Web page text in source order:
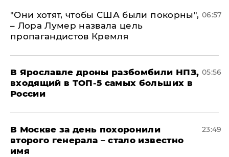
"Они хотят, чтобы США были покорны",
– Лора Лумер назвала цель
пропагандистов Кремля
06:57
В Ярославле дроны разбомбили НПЗ,
входящий в ТОП-5 самых больших в
России
05:56
В Москве за день похоронили
второго генерала – стало известно
имя
23:49